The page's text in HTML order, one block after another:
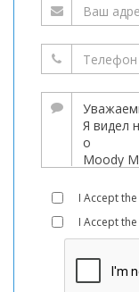
I Accept the
I Accept the